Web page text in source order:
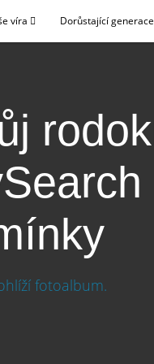
víra Dorůstající generace